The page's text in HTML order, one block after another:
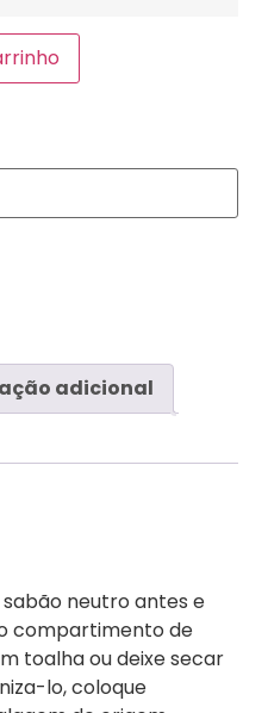
adicional
neutro antes e
compartimento de
toalha ou deixe secar
lo, coloque